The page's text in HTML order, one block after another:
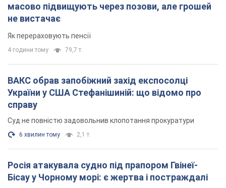
масово підвищують через позови, але грошей
не вистачає
Як перераховують пенсії
4 години тому 79,7 т.
ВАКС обрав запобіжний захід експосолці
України у США Стефанішиній: що відомо про
справу
Суд не повністю задовольнив клопотання прокуратури
6 хвилин тому 2,1 т.
Росія атакувала судно під прапором Гвінеї-
Бісау у Чорному морі: є жертва і постраждалі